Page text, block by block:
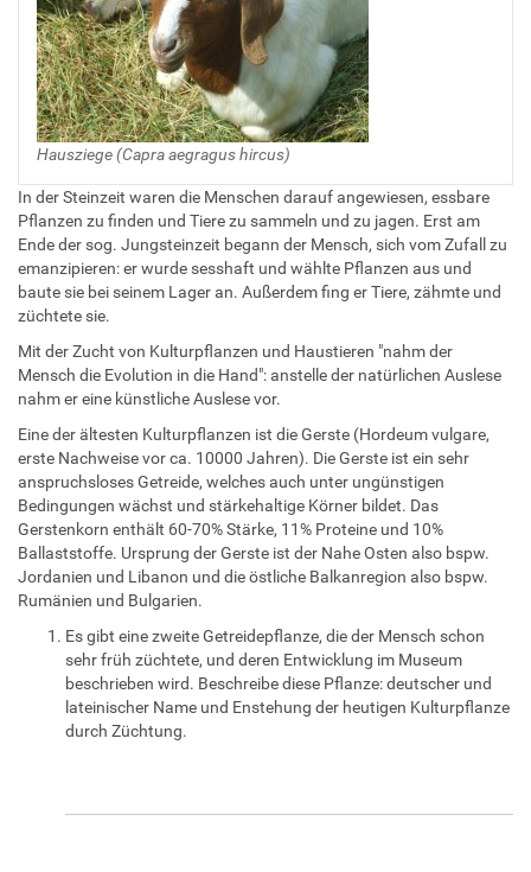
Hausziege (Capra aegragus hircus)
In der Steinzeit waren die Menschen darauf angewiesen, essbare
Pflanzen zu finden und Tiere zu sammeln und zu jagen. Erst am
Ende der sog. Jungsteinzeit begann der Mensch, sich vom Zufall zu
emanzipieren: er wurde sesshaft und wählte Pflanzen aus und
baute sie bei seinem Lager an. Außerdem fing er Tiere, zähmte und
züchtete sie.
Mit der Zucht von Kulturpflanzen und Haustieren "nahm der
Mensch die Evolution in die Hand": anstelle der natürlichen Auslese
nahm er eine künstliche Auslese vor.
Eine der ältesten Kulturpflanzen ist die Gerste (Hordeum vulgare,
erste Nachweise vor ca. 10000 Jahren). Die Gerste ist ein sehr
anspruchsloses Getreide, welches auch unter ungünstigen
Bedingungen wächst und stärkehaltige Körner bildet. Das
Gerstenkorn enthält 60-70% Stärke, 11% Proteine und 10%
Ballaststoffe. Ursprung der Gerste ist der Nahe Osten also bspw.
Jordanien und Libanon und die östliche Balkanregion also bspw.
Rumänien und Bulgarien.
Es gibt eine zweite Getreidepflanze, die der Mensch schon
sehr früh züchtete, und deren Entwicklung im Museum
beschrieben wird. Beschreibe diese Pflanze: deutscher und
lateinischer Name und Enstehung der heutigen Kulturpflanze
durch Züchtung.